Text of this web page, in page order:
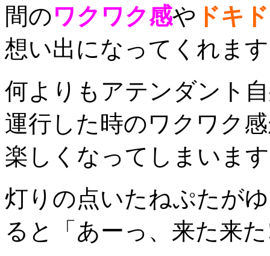
間のワクワク感や ドキ
想い出になってくれま
何よりもアテンダント
運行した時のワクワク
楽しくなってしまいま
灯りの点いたねぷたが
ると「あーっ、来た来